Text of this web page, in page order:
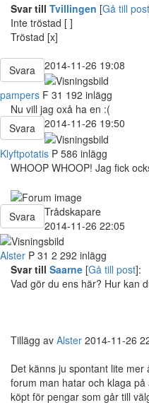
Svar till Tvillingen [Gå till post
Inte tröstad [ ]
Tröstad [x]
Svara
2014-11-26 19:08
pampers F 31 192 inlägg
Nu vill jag oxå ha en :(
Svara
2014-11-26 19:50
Klyftpotatis P 586 inlägg
WHOOP WHOOP! Jag fick
Svara
Trådskapare
2014-11-26 22:05
Alster P 31 2 292 inlägg
Svar till Saarne [Gå till post]:
Vad gör du ens här? Hur kan
Tillägg av Alster 2014-11-26
Det känns ju spontant lite
forum man hatar och klaga
köpt för pengar som går till